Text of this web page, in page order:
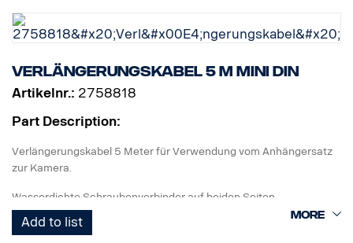
Verlängerungskabel 5 m MINI DIN
Artikelnr.: 2758818
Part Description:
Verlängerungskabel 5 Meter für Verwendung vom Anhängersatz
zur Kamera.
Wasserdichte Schraubenverbinder auf beiden Seiten.
Add to list